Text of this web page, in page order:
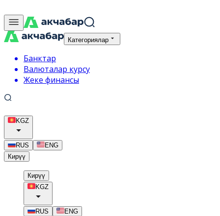
Категориялар
Банктар
Валюталар курсу
Жеке финансы
KGZ
RUS
ENG
Кирүү
Кирүү
KGZ
RUS ENG